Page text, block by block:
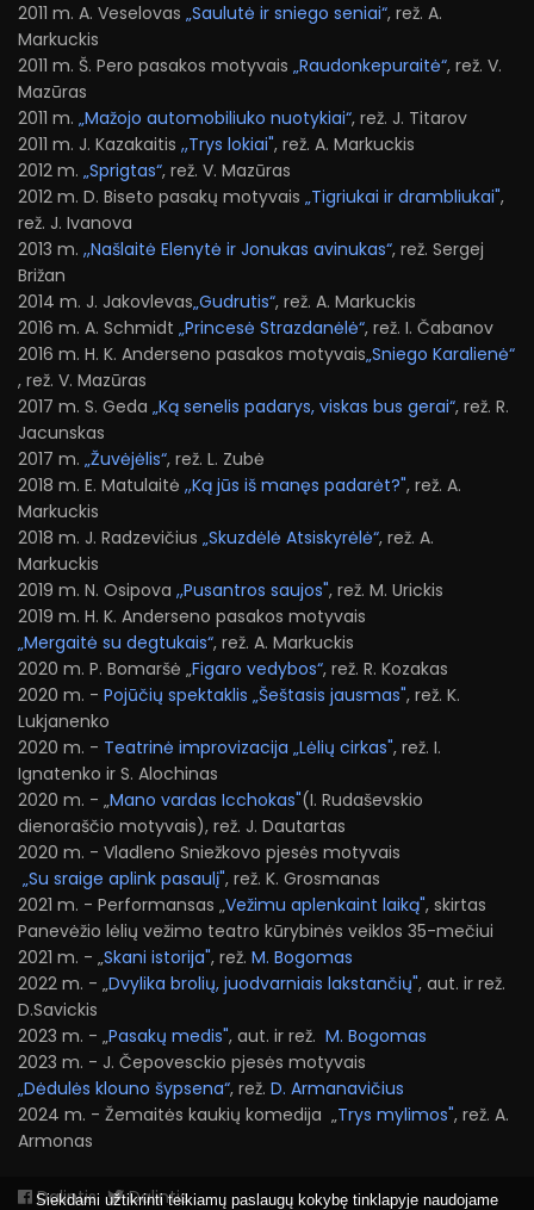
Siekdami užtikrinti teikiamų paslaugų kokybę tinklapyje naudojame
2011 m. A. Veselovas „Saulutė ir sniego seniai“, rež. A.
Markuckis
2011 m. Š. Pero pasakos motyvais „Raudonkepuraitė“, rež. V.
Mazūras
2011 m. „Mažojo automobiliuko nuotykiai“, rež. J. Titarov
2011 m. J. Kazakaitis ,,Trys lokiai", rež. A. Markuckis
2012 m. „Sprigtas“, rež. V. Mazūras
2012 m. D. Biseto pasakų motyvais „Tigriukai ir drambliukai",
rež. J. Ivanova
2013 m. ,,Našlaitė Elenytė ir Jonukas avinukas“, rež. Sergej
Brižan
2014 m. J. Jakovlevas„Gudrutis“, rež. A. Markuckis
2016 m. A. Schmidt „Princesė Strazdanėlė“, rež. I. Čabanov
2016 m. H. K. Anderseno pasakos motyvais„Sniego Karalienė“
, rež. V. Mazūras
2017 m. S. Geda „Ką senelis padarys, viskas bus gerai“, rež. R.
Jacunskas
2017 m. „Žuvėjėlis“, rež. L. Zubė
2018 m. E. Matulaitė ,,Ką jūs iš manęs padarėt?", rež. A.
Markuckis
2018 m. J. Radzevičius „Skuzdėlė Atsiskyrėlė“, rež. A.
Markuckis
2019 m. N. Osipova ,,Pusantros saujos", rež. M. Urickis
2019 m. H. K. Anderseno pasakos motyvais
„Mergaitė su degtukais“, rež. A. Markuckis
2020 m. P. Bomaršė „Figaro vedybos“, rež. R. Kozakas
2020 m. - Pojūčių spektaklis „Šeštasis jausmas", rež. K.
Lukjanenko
2020 m. - Teatrinė improvizacija „Lėlių cirkas", rež. I.
Ignatenko ir S. Alochinas
2020 m. - „Mano vardas Icchokas"(I. Rudaševskio
dienoraščio motyvais), rež. J. Dautartas
2020 m. - Vladleno Sniežkovo pjesės motyvais
„Su sraige aplink pasaulį", rež. K. Grosmanas
2021 m. - Performansas „Vežimu aplenkaint laiką", skirtas
Panevėžio lėlių vežimo teatro kūrybinės veiklos 35-mečiui
2021 m. - „Skani istorija", rež. M. Bogomas
2022 m. - „Dvylika brolių, juodvarniais lakstančių", aut. ir rež.
D.Savickis
2023 m. - „Pasakų medis", aut. ir rež. M. Bogomas
2023 m. - J. Čepovesckio pjesės motyvais
„Dėdulės klouno šypsena“, rež. D. Armanavičius
2024 m. - Žemaitės kaukių komedija „Trys mylimos", rež. A.
Armonas
Dalintis Dalintis